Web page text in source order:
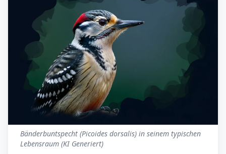
Bänderbuntspecht (Picoides dorsalis) in seinem typischen
Lebensraum (KI Generiert)